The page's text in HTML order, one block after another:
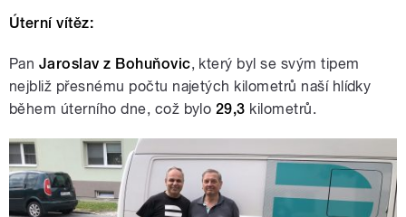
Úterní vítěz:
Pan Jaroslav z Bohuňovic, který byl se svým tipem
nejbliž přesnému počtu najetých kilometrů naší hlídky
během úterního dne, což bylo 29,3 kilometrů.